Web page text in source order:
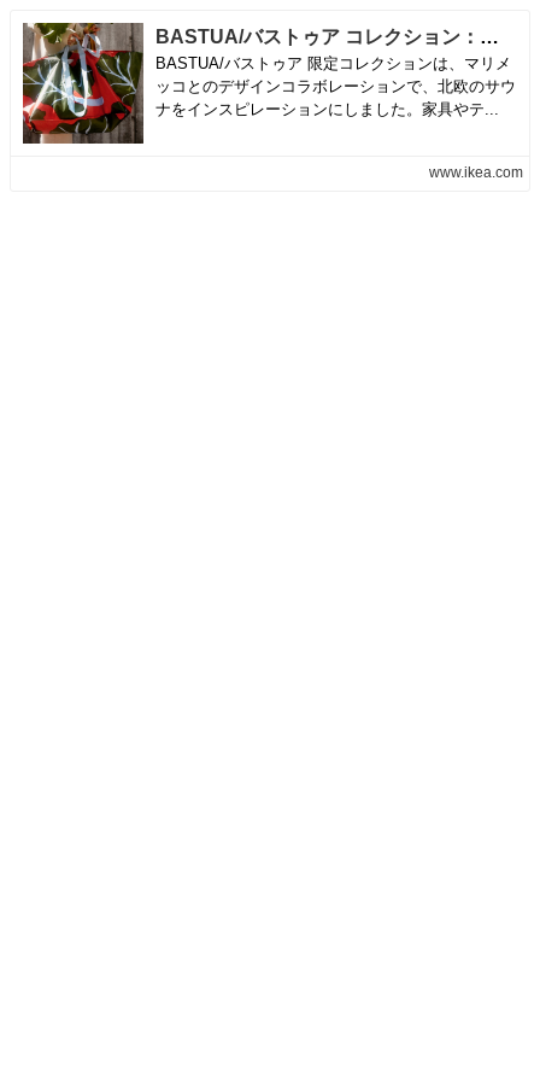
BASTUA/バストゥア コレクション：マリメッコとのコラボレーション| IKEA【公式】
BASTUA/バストゥア 限定コレクションは、マリメ
ッコとのデザインコラボレーションで、北欧のサウ
ナをインスピレーションにしました。家具やテ...
www.ikea.com